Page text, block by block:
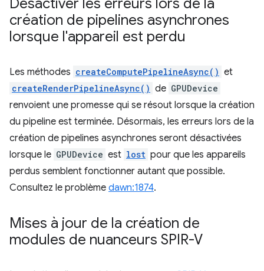
Désactiver les erreurs lors de la
création de pipelines asynchrones
lorsque l'appareil est perdu
Les méthodes createComputePipelineAsync() et
createRenderPipelineAsync() de GPUDevice
renvoient une promesse qui se résout lorsque la création
du pipeline est terminée. Désormais, les erreurs lors de la
création de pipelines asynchrones seront désactivées
lorsque le GPUDevice est lost pour que les appareils
perdus semblent fonctionner autant que possible.
Consultez le problème dawn:1874.
Mises à jour de la création de
modules de nuanceurs SPIR-V